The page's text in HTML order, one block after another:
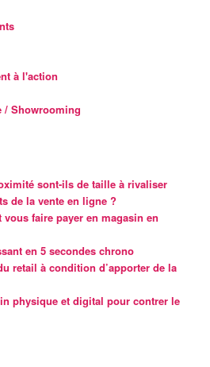
à l'action
/ Showrooming
sont-ils de taille à rivaliser
de la vente en ligne ?
faire payer en magasin en
en 5 secondes chrono
retail à condition d’apporter de la
physique et digital pour contrer le